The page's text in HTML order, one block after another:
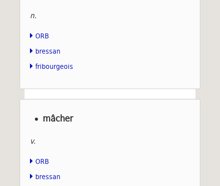
n.
ORB
bressan
fribourgeois
mâcher
v.
ORB
bressan